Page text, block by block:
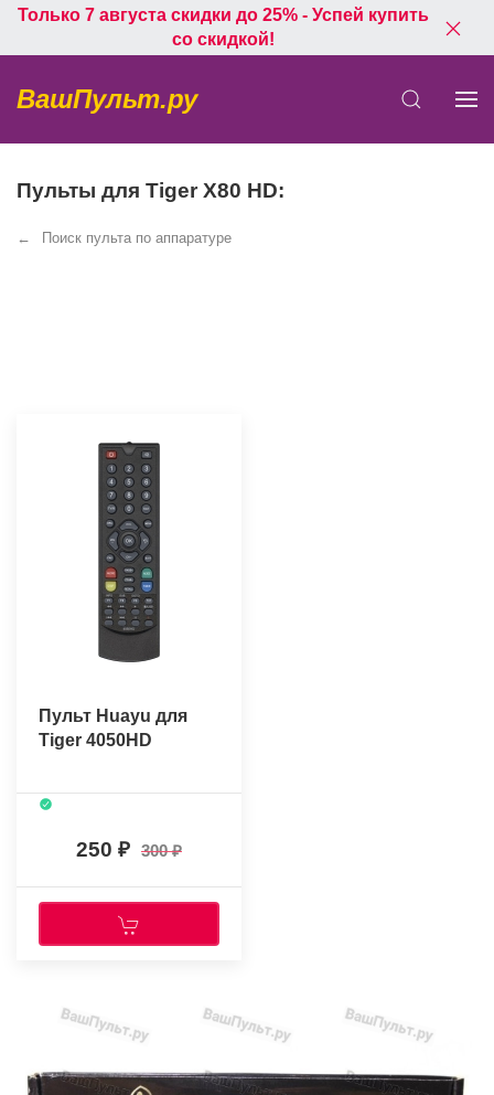
Только 7 августа скидки до 25% - Успей купить
со скидкой!
ВашПульт.ру
Пульты для Tiger X80 HD:
Поиск пульта по аппаратуре
Пульт Huayu для
Tiger 4050HD
250 300